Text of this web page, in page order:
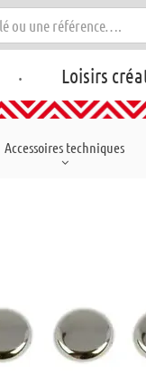
. Loisirs
Accessoires techniques